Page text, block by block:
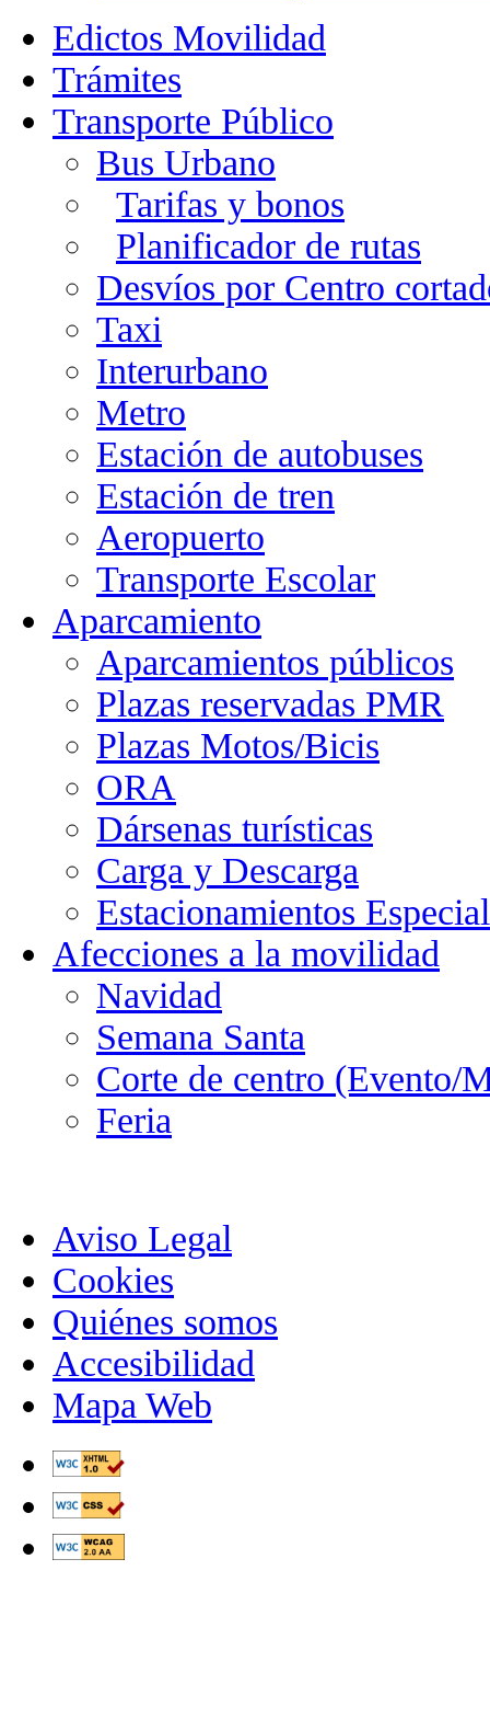
Edictos Movilidad
Trámites
Transporte Público
Bus Urbano
Tarifas y bonos
Planificador de rutas
Desvíos por Centro
Taxi
Interurbano
Metro
Estación de autobuses
Estación de tren
Aeropuerto
Transporte Escolar
Aparcamiento
Aparcamientos públicos
Plazas reservadas PMR
Plazas Motos/Bicis
ORA
Dársenas turísticas
Carga y Descarga
Estacionamientos
Afecciones a la movilidad
Navidad
Semana Santa
Corte de centro (Evento/
Feria
Aviso Legal
Cookies
Quiénes somos
Accesibilidad
Mapa Web